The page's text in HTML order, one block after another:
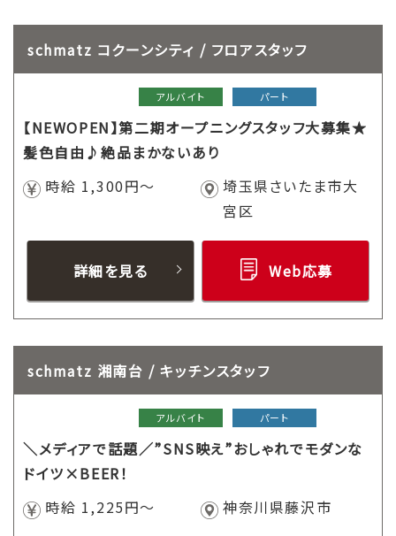
schmatz コクーンシティ / フロアスタッフ
アルバイト パート
【NEWOPEN】第二期オープニングスタッフ大募集★
髪色自由♪絶品まかないあり
時給 1,300円～
埼玉県さいたま市大
宮区
詳細を見る Web応募
schmatz 湘南台 / キッチンスタッフ
アルバイト パート
＼メディアで話題／”SNS映え”おしゃれでモダンな
ドイツ×BEER！
時給 1,225円～
神奈川県藤沢市